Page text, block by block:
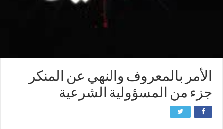
الأمر بالمعروف والنهي عن المنكر
جزء من المسؤولية الشرعية